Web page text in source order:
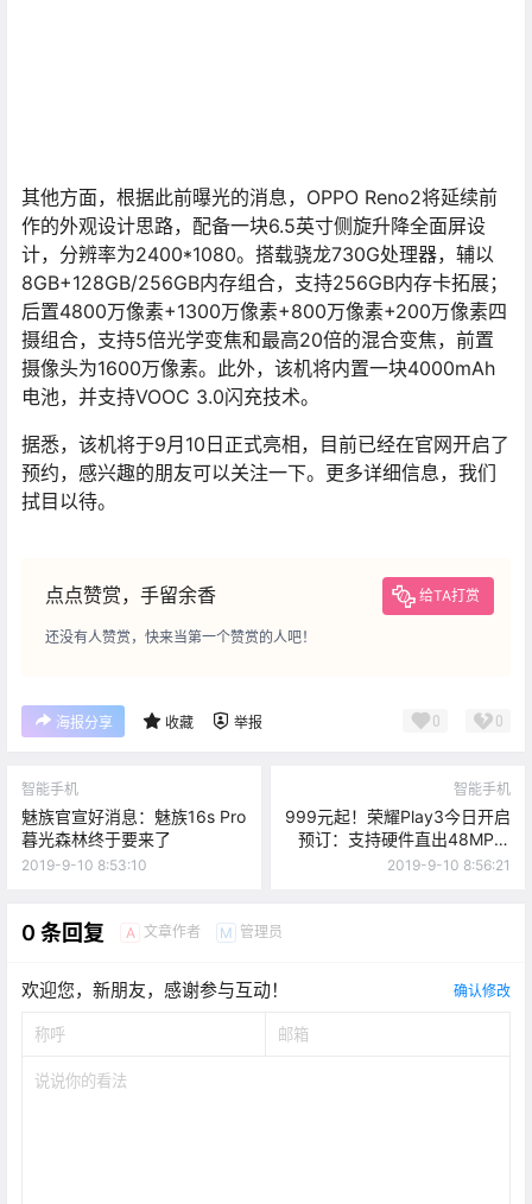
其他方面，根据此前曝光的消息，OPPO Reno2将延续前
作的外观设计思路，配备一块6.5英寸侧旋升降全面屏设
计，分辨率为2400*1080。搭载骁龙730G处理器，辅以
8GB+128GB/256GB内存组合，支持256GB内存卡拓展；
后置4800万像素+1300万像素+800万像素+200万像素四
摄组合，支持5倍光学变焦和最高20倍的混合变焦，前置
摄像头为1600万像素。此外，该机将内置一块4000mAh
电池，并支持VOOC 3.0闪充技术。
据悉，该机将于9月10日正式亮相，目前已经在官网开启了
预约，感兴趣的朋友可以关注一下。更多详细信息，我们
拭目以待。
点点赞赏，手留余香 给TA打赏
还没有人赞赏，快来当第一个赞赏的人吧！
海报分享 收藏 举报 0 0
智能手机
魅族官宣好消息：魅族16s Pro
暮光森林终于要来了
2019-9-10 8:53:10
智能手机
999元起！荣耀Play3今日开启
预订：支持硬件直出48MP照
片
2019-9-10 8:56:21
0 条回复 A 文章作者 M 管理员
欢迎您，新朋友，感谢参与互动！ 确认修改